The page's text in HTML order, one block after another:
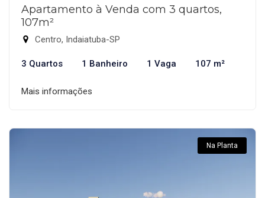
Apartamento à Venda com 3 quartos,
107m²
Centro, Indaiatuba-SP
3 Quartos 1 Banheiro 1 Vaga 107 m²
Mais informações
Na Planta